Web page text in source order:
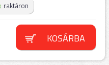
raktáron
KOSÁRBA